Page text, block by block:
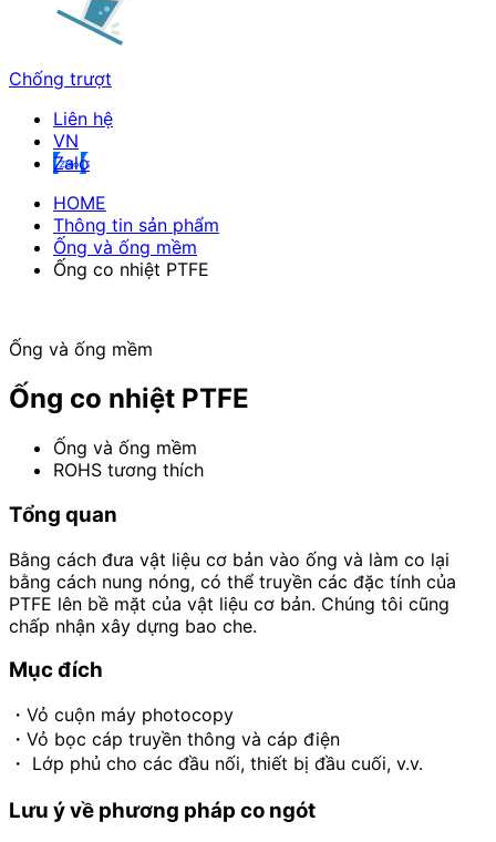
Chống trượt
Liên hệ
Zalo
HOME
Thông tin sản phẩm
Ống và ống mềm
Ống co nhiệt PTFE
Ống và ống mềm
Ống co nhiệt PTFE
Ống và ống mềm
ROHS tương thích
Tổng quan
Bằng cách đưa vật liệu cơ bản vào ống và làm co lại
bằng cách nung nóng, có thể truyền các đặc tính của
PTFE lên bề mặt của vật liệu cơ bản. Chúng tôi cũng
chấp nhận xây dựng bao che.
Mục đích
・Vỏ cuộn máy photocopy
・Vỏ bọc cáp truyền thông và cáp điện
・ Lớp phủ cho các đầu nối, thiết bị đầu cuối, v.v.
Lưu ý về phương pháp co ngót